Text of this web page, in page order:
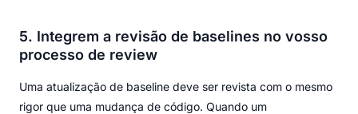
5. Integrem a revisão de baselines no vosso
processo de review
Uma atualização de baseline deve ser revista com o mesmo
rigor que uma mudança de código. Quando um